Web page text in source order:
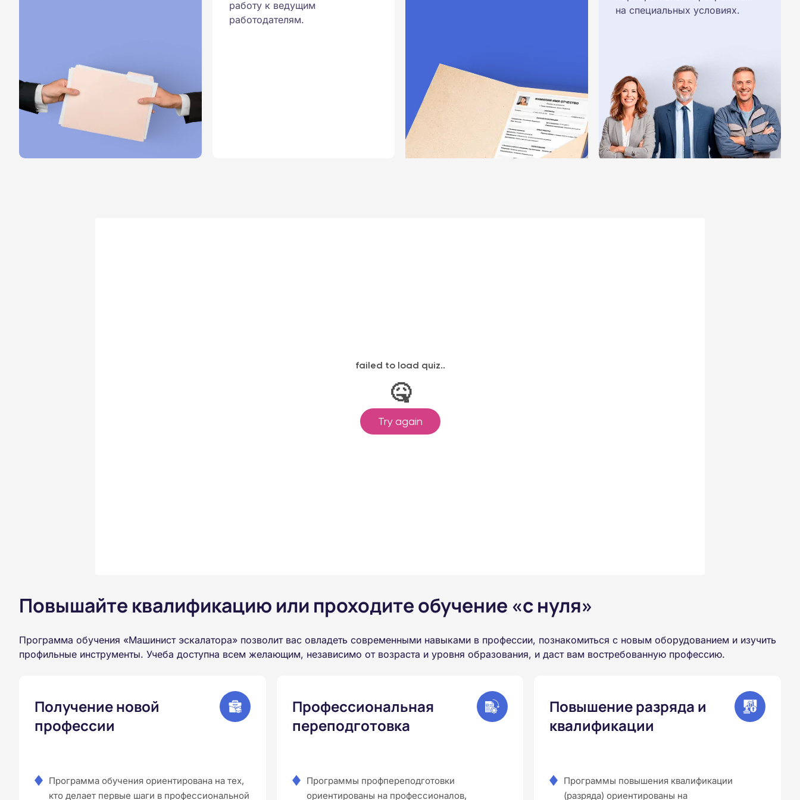
работу к ведущим
работодателям.
на специальных условиях.
Повышайте квалификацию или проходите обучение «с нуля»
Программа обучения «Машинист эскалатора» позволит вас овладеть современными навыками в профессии, познакомиться с новым оборудованием и изучить
профильные инструменты. Учеба доступна всем желающим, независимо от возраста и уровня образования, и даст вам востребованную профессию.
Получение новой
профессии
Программа обучения ориентирована на тех,
кто делает первые шаги в профессиональной
Профессиональная
переподготовка
Программы профпереподготовки
ориентированы на профессионалов,
Повышение разряда и
квалификации
Программы повышения квалификации
(разряда) ориентированы на